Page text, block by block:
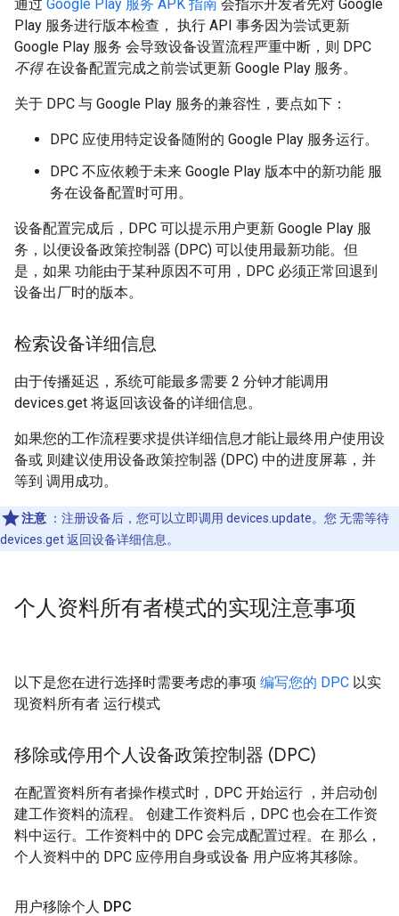
通过 Google Play 服务 APK 指南 会指示开发者先对 Google
Play 服务进行版本检查， 执行 API 事务因为尝试更新
Google Play 服务 会导致设备设置流程严重中断，则 DPC
不得在设备配置完成之前尝试更新 Google Play 服务。
关于 DPC 与 Google Play 服务的兼容性，要点如下：
DPC 应使用特定设备随附的 Google Play 服务运行。
DPC 不应依赖于未来 Google Play 版本中的新功能 服
务在设备配置时可用。
设备配置完成后，DPC 可以提示用户更新 Google Play 服
务，以便设备政策控制器 (DPC) 可以使用最新功能。但
是，如果 功能由于某种原因不可用，DPC 必须正常回退到
设备出厂时的版本。
检索设备详细信息
由于传播延迟，系统可能最多需要 2 分钟才能调用
devices.get 将返回该设备的详细信息。
如果您的工作流程要求提供详细信息才能让最终用户使用设
备或 则建议使用设备政策控制器 (DPC) 中的进度屏幕，并
等到 调用成功。
注意 ：注册设备后，您可以立即调用 devices.update。您 无需等待
devices.get 返回设备详细信息。
个人资料所有者模式的实现注意事项
以下是您在进行选择时需要考虑的事项 编写您的 DPC 以实
现资料所有者 运行模式
移除或停用个人设备政策控制器 (DPC)
在配置资料所有者操作模式时，DPC 开始运行 ，并启动创
建工作资料的流程。 创建工作资料后，DPC 也会在工作资
料中运行。工作资料中的 DPC 会完成配置过程。在 那么，
个人资料中的 DPC 应停用自身或设备 用户应将其移除。
用户移除个人 DPC